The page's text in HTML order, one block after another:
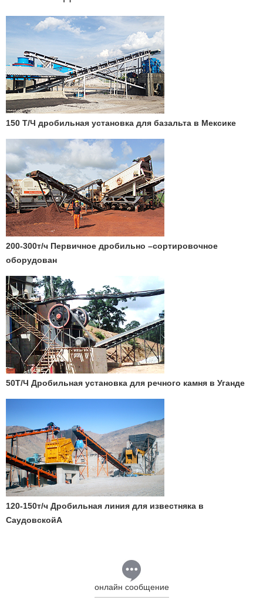
150 Т/Ч дробильная установка для базальта в Мексике
200-300т/ч Первичное дробильно –сортировочное
оборудован
50Т/Ч Дробильная установка для речного камня в Уганде
120-150т/ч Дробильная линия для известняка в
СаудовскойА
онлайн сообщение